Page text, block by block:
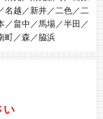
名越／新井／二色／二
／畠中／馬場／半田／
町／森／脇浜
い